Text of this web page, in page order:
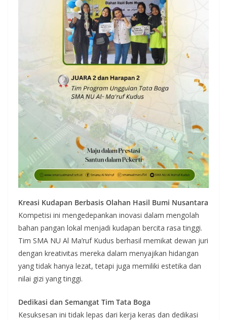
Kreasi Kudapan Berbasis Olahan Hasil Bumi Nusantara
Kompetisi ini mengedepankan inovasi dalam mengolah
bahan pangan lokal menjadi kudapan bercita rasa tinggi.
Tim SMA NU Al Ma’ruf Kudus berhasil memikat dewan juri
dengan kreativitas mereka dalam menyajikan hidangan
yang tidak hanya lezat, tetapi juga memiliki estetika dan
nilai gizi yang tinggi.
Dedikasi dan Semangat Tim Tata Boga
Kesuksesan ini tidak lepas dari kerja keras dan dedikasi